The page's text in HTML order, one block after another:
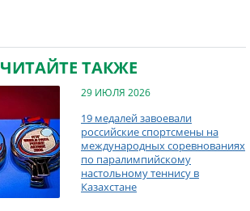
ЧИТАЙТЕ ТАКЖЕ
29 ИЮЛЯ 2026
19 медалей завоевали
российские спортсмены на
международных соревнованиях
по паралимпийскому
настольному теннису в
Казахстане